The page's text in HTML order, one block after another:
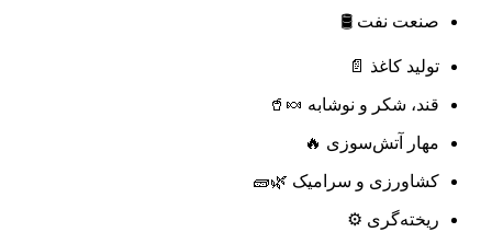
صنعت نفت 🛢️
تولید کاغذ 📄
قند، شکر و نوشابه 🍬🥤
مهار آتش‌سوزی 🔥
کشاورزی و سرامیک 🌿🧱
ریخته‌گری ⚙️